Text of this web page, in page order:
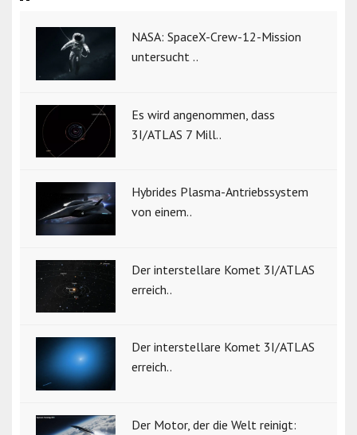
NASA: SpaceX-Crew-12-Mission
untersucht ..
Es wird angenommen, dass
3I/ATLAS 7 Mill..
Hybrides Plasma-Antriebssystem
von einem..
Der interstellare Komet 3I/ATLAS
erreich..
Der interstellare Komet 3I/ATLAS
erreich..
Der Motor, der die Welt reinigt: